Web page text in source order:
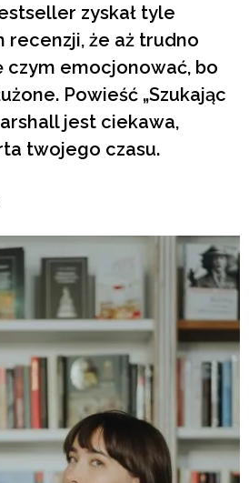
zyskał tyle
recenzji, że aż trudno
czym emocjonować, bo
Powieść „Szukając
jest ciekawa,
twojego czasu.